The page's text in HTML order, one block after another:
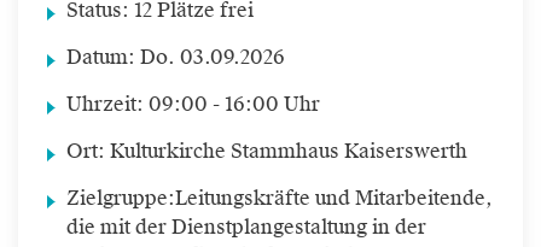
Status: 12 Plätze frei
Datum: Do. 03.09.2026
Uhrzeit: 09:00 - 16:00 Uhr
Ort: Kulturkirche Stammhaus Kaiserswerth
Zielgruppe:Leitungskräfte und Mitarbeitende,
die mit der Dienstplangestaltung in der